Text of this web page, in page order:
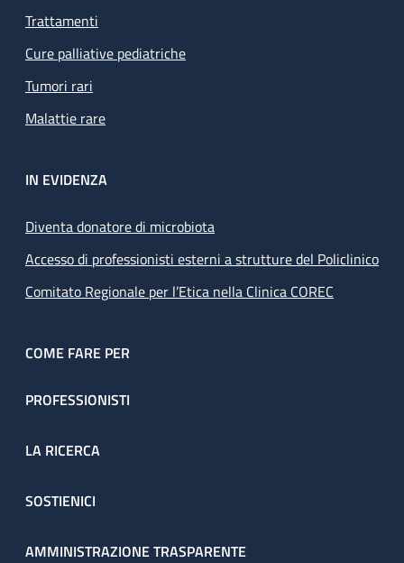
Trattamenti
Cure palliative pediatriche
Tumori rari
Malattie rare
IN EVIDENZA
Diventa donatore di microbiota
Accesso di professionisti esterni a strutture del Policlinico
Comitato Regionale per l’Etica nella Clinica COREC
COME FARE PER
PROFESSIONISTI
LA RICERCA
SOSTIENICI
AMMINISTRAZIONE TRASPARENTE